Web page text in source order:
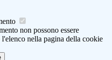
non possono essere
nella pagina della cookie